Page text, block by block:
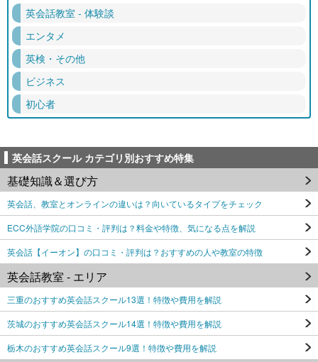
英会話教室 - 体験談
エンタメ
英検・その他
ビジネス
初心者
英会話スクール カテゴリ別おすすめ特集
基礎知識＆選び方
英会話、教室とオンラインの違いは？向いているタイプをチェック
ECC外語学院の口コミ・評判は？料金や特徴、気になる点を解説
英会話【イーオン】の口コミ・評判は？おすすめの人や教室の特徴
英会話教室 - エリア
三重のおすすめ英会話スクール13選！特徴や費用を解説
茨城のおすすめ英会話スクール14選！特徴や費用を解説
栃木のおすすめ英会話スクール9選！特徴や費用を解説